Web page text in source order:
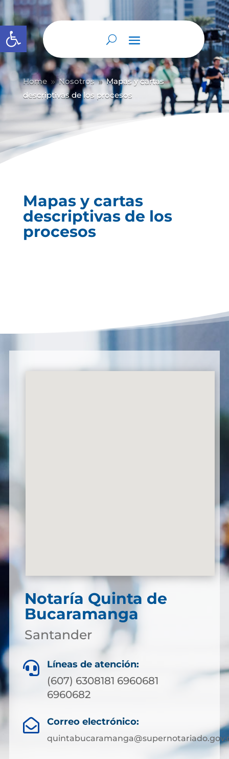
Abrir barra de herramientas
Home 9 Nosotros 9 Mapas y cartas
descriptivas de los procesos
Mapas y cartas
descriptivas de los
procesos
Notaría Quinta de
Bucaramanga
Santander
 Líneas de atención:
(607) 6308181 6960681
6960682
 Correo electrónico: